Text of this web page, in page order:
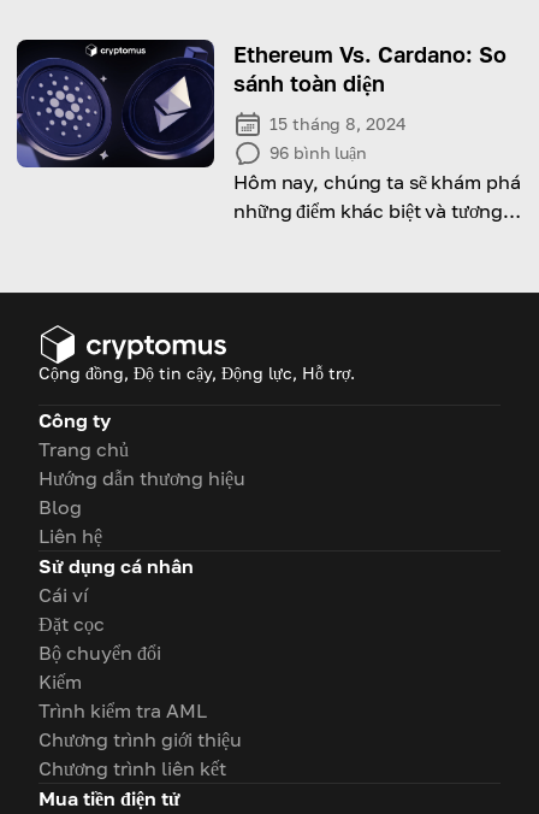
Dogecoin.
Ethereum Vs. Cardano: So
sánh toàn diện
15 tháng 8, 2024
96 bình luận
Hôm nay, chúng ta sẽ khám phá
những điểm khác biệt và tương
Cộng đồng, Độ tin cậy, Động lực, Hỗ trợ.
Công ty
Trang chủ
Hướng dẫn thương hiệu
Blog
Liên hệ
Sử dụng cá nhân
Cái ví
Đặt cọc
Bộ chuyển đổi
Kiếm
Trình kiểm tra AML
Chương trình giới thiệu
Chương trình liên kết
Mua tiền điện tử